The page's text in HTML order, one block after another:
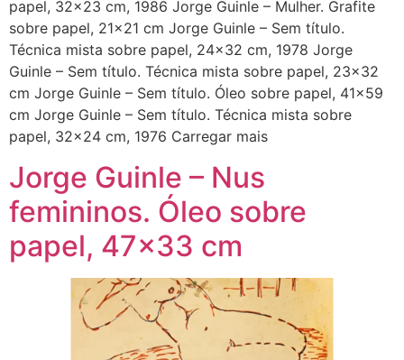
papel, 32×23 cm, 1986 Jorge Guinle – Mulher. Grafite
sobre papel, 21×21 cm Jorge Guinle – Sem título.
Técnica mista sobre papel, 24×32 cm, 1978 Jorge
Guinle – Sem título. Técnica mista sobre papel, 23×32
cm Jorge Guinle – Sem título. Óleo sobre papel, 41×59
cm Jorge Guinle – Sem título. Técnica mista sobre
papel, 32×24 cm, 1976 Carregar mais
Jorge Guinle – Nus
femininos. Óleo sobre
papel, 47×33 cm